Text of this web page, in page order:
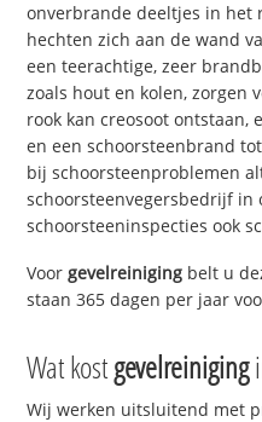
onverbrande deeltjes in het
hechten zich aan de wand
een teerachtige, zeer
zoals hout en kolen, zorgen
rook kan creosoot ontstaan,
en een schoorsteenbrand
bij schoorsteenproblemen
schoorsteenvegersbedrijf in
schoorsteeninspecties ook
Voorgevelreiniging belt u
staan 365 dagen per jaar
Wat kostgevelreiniging
Wij werken uitsluitend met